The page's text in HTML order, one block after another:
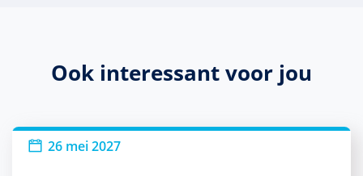
Ook interessant voor jou
26 mei 2027